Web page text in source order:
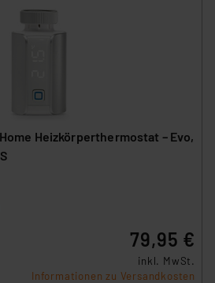
Heizkörperthermostat – Evo,
79,95 €
inkl. MwSt.
Informationen zu Versandkosten